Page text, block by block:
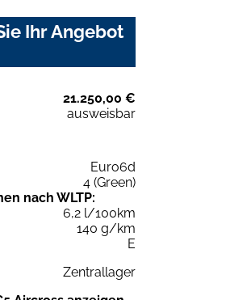
Ihr Angebot
21.250,00 €
ausweisbar
Euro6d
4 (Green)
nach WLTP:
6,2 l/100km
140 g/km
E
Zentrallager